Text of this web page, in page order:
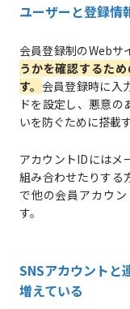
ユーザーと登録情
会員登録制のWebサ
うかを確認するた
す。 会員登録時に入
ドを設定し、悪意
いを防ぐために搭載
アカウントIDにはメ
組み合わせたりする
で他の会員アカウ
す。
SNSアカウントと
増えている